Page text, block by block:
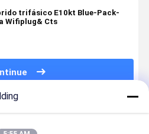
trifásico E10kt Blue-Pack-
Wifiplug& Cts